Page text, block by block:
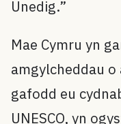
Unedig.”
Mae Cymru yn
amgylcheddau
gafodd eu
UNESCO, yn